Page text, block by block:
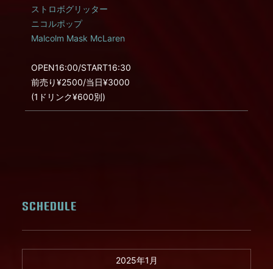
ストロボグリッター
ニコルポップ
Malcolm Mask McLaren
OPEN16:00/START16:30
前売り¥2500/当日¥3000
(1ドリンク¥600別)
SCHEDULE
2025年1月